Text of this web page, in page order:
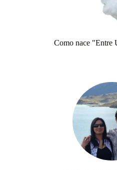
Como nace "Entre